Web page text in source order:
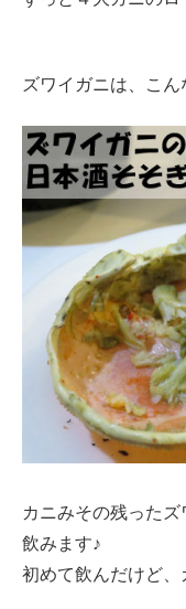
ズワイガニは、こ
カニみその残った
飲みます♪
初めて飲んだけど、